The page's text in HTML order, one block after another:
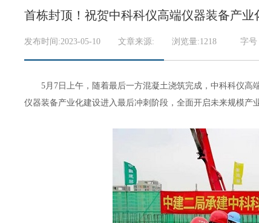
首栋封顶！祝贺中科科仪高端仪器装备产
发布时间:2023-05-10 文章来源: 浏览量:1218 字号
5月7日上午，随着最后一方混凝土浇筑完成，中科科仪
仪器装备产业化建设进入最后冲刺阶段，全面开启未来规模产